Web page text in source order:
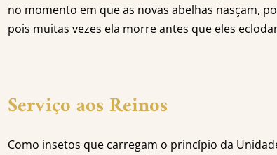
no momento em que as novas abelhas nasçam,
pois muitas vezes ela morre antes que eles
Serviço aos Reinos
Como insetos que carregam o princípio da